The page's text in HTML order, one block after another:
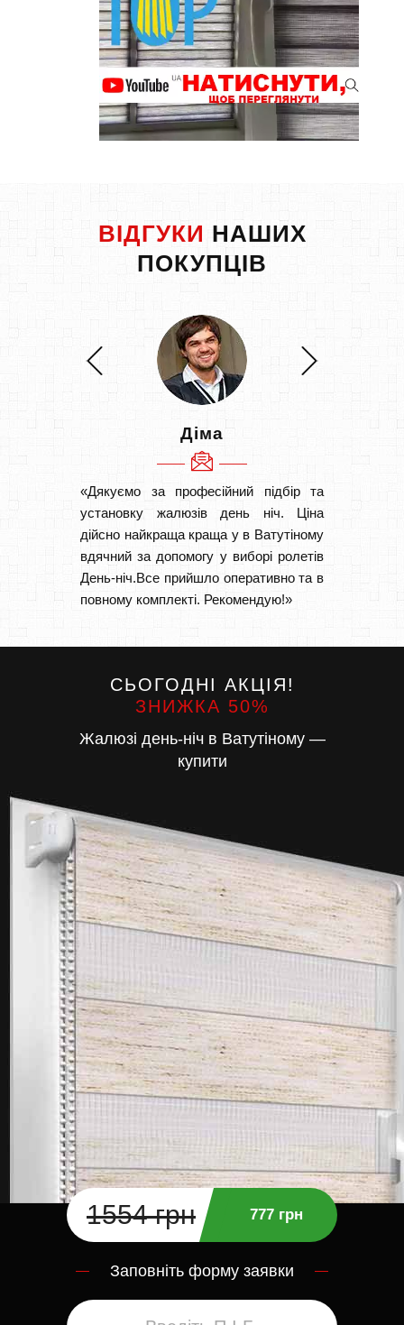
ВІДГУКИ НАШИХ
ПОКУПЦІВ
Діма
«Дякуємо за професійний підбір та
установку жалюзів день ніч. Ціна
дійсно найкраща краща у в Ватутіному
вдячний за допомогу у виборі ролетів
День-ніч.Все прийшло оперативно та в
повному комплекті. Рекомендую!»
СЬОГОДНІ АКЦІЯ!
ЗНИЖКА 50%
Жалюзі день-ніч в Ватутіному —
купити
1554 грн 777 грн
Заповніть форму заявки